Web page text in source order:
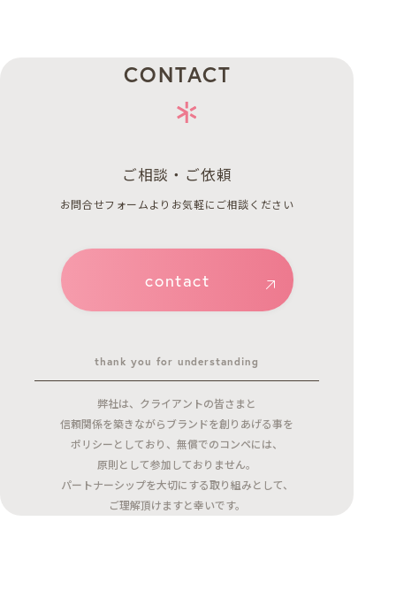
CONTACT
ご相談・ご依頼
お問合せフォームよりお気軽にご相談ください
contact
thank you for understanding
弊社は、クライアントの皆さまと
信頼関係を築きながらブランドを創りあげる事を
ポリシーとしており、無償でのコンペには、
原則として参加しておりません。
パートナーシップを大切にする取り組みとして、
ご理解頂けますと幸いです。